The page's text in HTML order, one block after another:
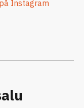
Instagram